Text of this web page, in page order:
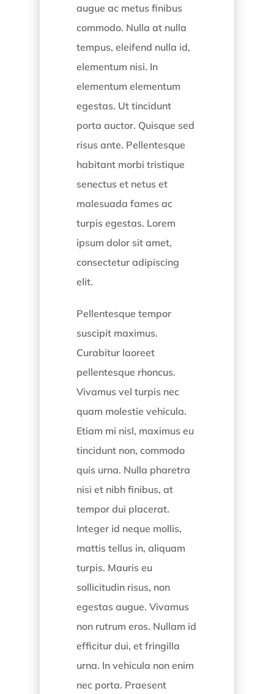
augue ac metus finibus
commodo. Nulla at nulla
tempus, eleifend nulla id,
elementum nisi. In
elementum elementum
egestas. Ut tincidunt
porta auctor. Quisque sed
risus ante. Pellentesque
habitant morbi tristique
senectus et netus et
malesuada fames ac
turpis egestas. Lorem
ipsum dolor sit amet,
consectetur adipiscing
elit.
Pellentesque tempor
suscipit maximus.
Curabitur laoreet
pellentesque rhoncus.
Vivamus vel turpis nec
quam molestie vehicula.
Etiam mi nisl, maximus eu
tincidunt non, commodo
quis urna. Nulla pharetra
nisi et nibh finibus, at
tempor dui placerat.
Integer id neque mollis,
mattis tellus in, aliquam
turpis. Mauris eu
sollicitudin risus, non
egestas augue. Vivamus
non rutrum eros. Nullam id
efficitur dui, et fringilla
urna. In vehicula non enim
nec porta. Praesent